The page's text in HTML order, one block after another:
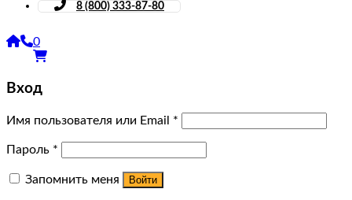
8 (800) 333-87-80
0
Вход
Имя пользователя или Email *
Пароль *
Запомнить меня Войти